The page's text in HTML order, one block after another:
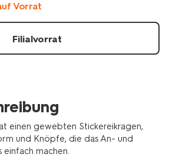
Vorrat
Filialvorrat
einen gewebten Stickereikragen,
und Knöpfe, die das An- und
einfach machen.